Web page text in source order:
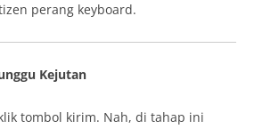
perang keyboard.
Kejutan
tombol kirim. Nah, di tahap ini